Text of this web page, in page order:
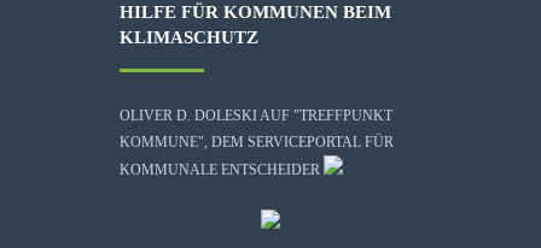
HILFE FÜR KOMMUNEN BEIM
KLIMASCHUTZ
OLIVER D. DOLESKI AUF "TREFFPUNKT
KOMMUNE", DEM SERVICEPORTAL FÜR
KOMMUNALE ENTSCHEIDER